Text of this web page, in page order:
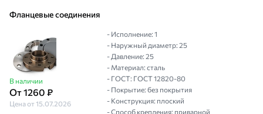
Фланцевые соединения
В наличии
От 1260 ₽
Цена от 15.07.2026
- Исполнение: 1
- Наружный диаметр: 25
- Давление: 25
- Материал: сталь
- ГОСТ: ГОСТ 12820-80
- Покрытие: без покрытия
- Конструкция: плоский
- Способ крепления: приварной